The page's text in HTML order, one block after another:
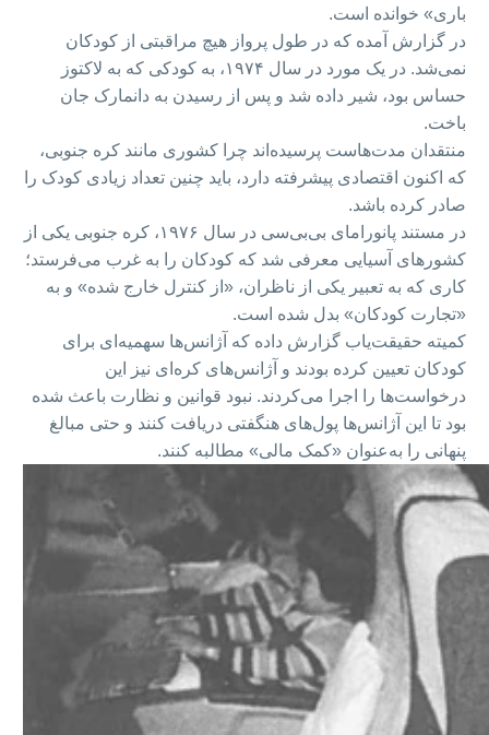
باری» خوانده است.
در گزارش آمده که در طول پرواز هیچ مراقبتی از کودکان
نمی‌شد. در یک مورد در سال ۱۹۷۴، به کودکی که به لاکتوز
حساس بود، شیر داده شد و پس از رسیدن به دانمارک جان
باخت.
منتقدان مدت‌هاست پرسیده‌اند چرا کشوری مانند کره جنوبی،
که اکنون اقتصادی پیشرفته دارد، باید چنین تعداد زیادی کودک را
صادر کرده باشد.
در مستند پانورامای بی‌بی‌سی در سال ۱۹۷۶، کره جنوبی یکی از
کشورهای آسیایی معرفی شد که کودکان را به غرب می‌فرستد؛
کاری که به تعبیر یکی از ناظران، «از کنترل خارج شده» و به
«تجارت کودکان» بدل شده است.
کمیته حقیقت‌یاب گزارش داده که آژانس‌ها سهمیه‌ای برای
کودکان تعیین کرده بودند و آژانس‌های کره‌ای نیز این
درخواست‌ها را اجرا می‌کردند. نبود قوانین و نظارت باعث شده
بود تا این آژانس‌ها پول‌های هنگفتی دریافت کنند و حتی مبالغ
پنهانی را به‌عنوان «کمک مالی» مطالبه کنند.